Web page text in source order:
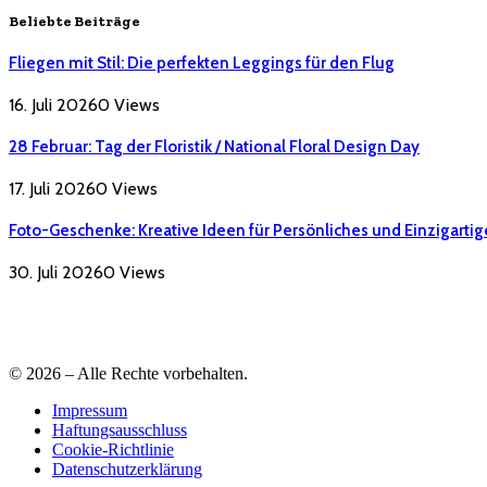
Beliebte Beiträge
Fliegen mit Stil: Die perfekten Leggings für den Flug
16. Juli 20260 Views
28 Februar: Tag der Floristik / National Floral Design Day
17. Juli 20260 Views
Foto-Geschenke: Kreative Ideen für Persönliches und
30. Juli 20260 Views
© 2026 – Alle Rechte vorbehalten.
Impressum
Haftungsausschluss
Cookie-Richtlinie
Datenschutzerklärung